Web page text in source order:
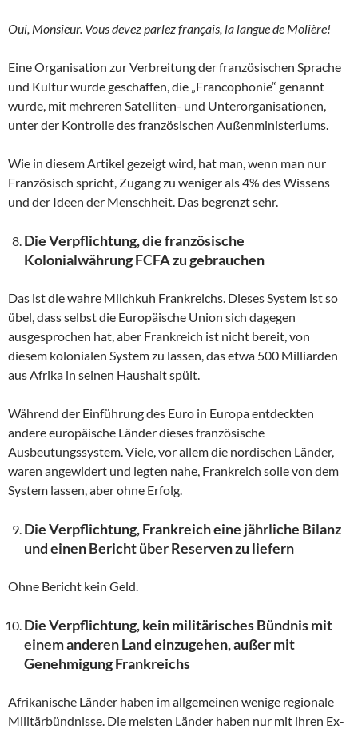
Oui, Monsieur. Vous devez parlez français, la langue de Molière!
Eine Organisation zur Verbreitung der französischen Sprache
und Kultur wurde geschaffen, die „Francophonie“ genannt
wurde, mit mehreren Satelliten- und Unterorganisationen,
unter der Kontrolle des französischen Außenministeriums.
Wie in diesem Artikel gezeigt wird, hat man, wenn man nur
Französisch spricht, Zugang zu weniger als 4% des Wissens
und der Ideen der Menschheit. Das begrenzt sehr.
Die Verpflichtung, die französische
Kolonialwährung FCFA zu gebrauchen
Das ist die wahre Milchkuh Frankreichs. Dieses System ist so
übel, dass selbst die Europäische Union sich dagegen
ausgesprochen hat, aber Frankreich ist nicht bereit, von
diesem kolonialen System zu lassen, das etwa 500 Milliarden
aus Afrika in seinen Haushalt spült.
Während der Einführung des Euro in Europa entdeckten
andere europäische Länder dieses französische
Ausbeutungssystem. Viele, vor allem die nordischen Länder,
waren angewidert und legten nahe, Frankreich solle von dem
System lassen, aber ohne Erfolg.
Die Verpflichtung, Frankreich eine jährliche Bilanz
und einen Bericht über Reserven zu liefern
Ohne Bericht kein Geld.
Die Verpflichtung, kein militärisches Bündnis mit
einem anderen Land einzugehen, außer mit
Genehmigung Frankreichs
Afrikanische Länder haben im allgemeinen wenige regionale
Militärbündnisse. Die meisten Länder haben nur mit ihren Ex-